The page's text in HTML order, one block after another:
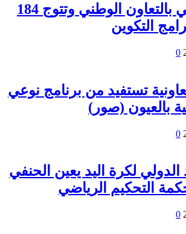
السمارة تحتفي بالتعاون الوطني وتتوج 184
التكوين
0
من 180 تعاونية تستفيد من برنامج نوعي
بالعيون (صور)
0
لكرة اليد يعين الحنفي
التحكيم الرياضي
0